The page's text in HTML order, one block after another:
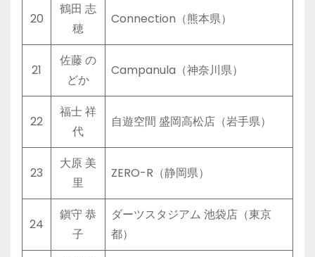
20
鶴田 志
穂
Connection（熊本県）
21
佐藤 の
どか
Campanula（神奈川県）
22
福士 祥
代
自遊空間 盛岡高松店（岩手県）
23
大原 美
里
ZERO-R（静岡県）
24
鎭守 恭
子
ダーツスタジアム 池袋店（東京
都）